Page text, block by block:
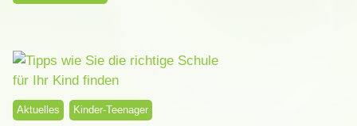
Aktuelles Kinder-Teenager